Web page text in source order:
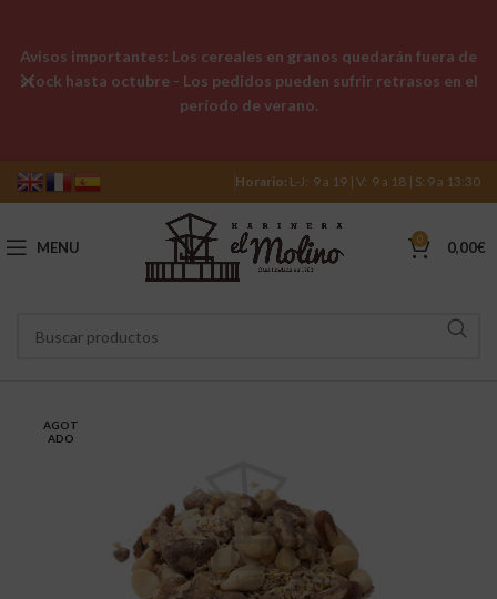
Horario: L-J: 9 a 19 | V: 9 a 18 | S: 9 a 13:30
MENU 0 0,00€
AGOT
ADO
Avisos importantes: Los cereales en granos quedarán fuera de
stock hasta octubre - Los pedidos pueden sufrir retrasos en el
período de verano.